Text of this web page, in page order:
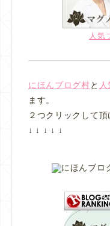
人気
にほんブログ村と
ます。
２つクリックして
↓ ↓ ↓ ↓ ↓